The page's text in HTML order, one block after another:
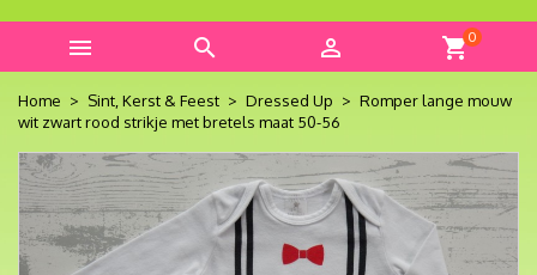
   shopping_cart0
Home Sint, Kerst & Feest Dressed Up
Romper lange mouw
wit zwart rood strikje met bretels maat 50-56